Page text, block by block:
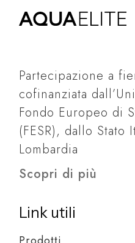
Partecipazione a
cofinanziata
Fondo Europeo di
(FESR), dallo Stato
Lombardia
Scopri di più
Link utili